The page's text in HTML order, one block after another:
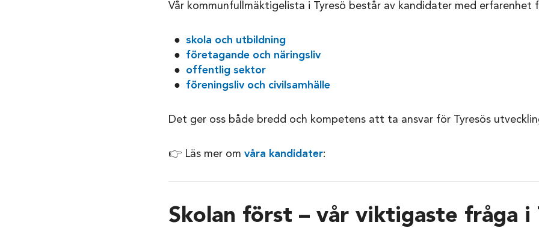
Vår kommunfullmäktigelista i Tyresö består av kandidater med erfarenhet
skola och utbildning
företagande och näringsliv
offentlig sektor
föreningsliv och civilsamhälle
Det ger oss både bredd och kompetens att ta ansvar för Tyresös
👉 Läs mer om våra kandidater:
Skolan först – vår viktigaste fråga i